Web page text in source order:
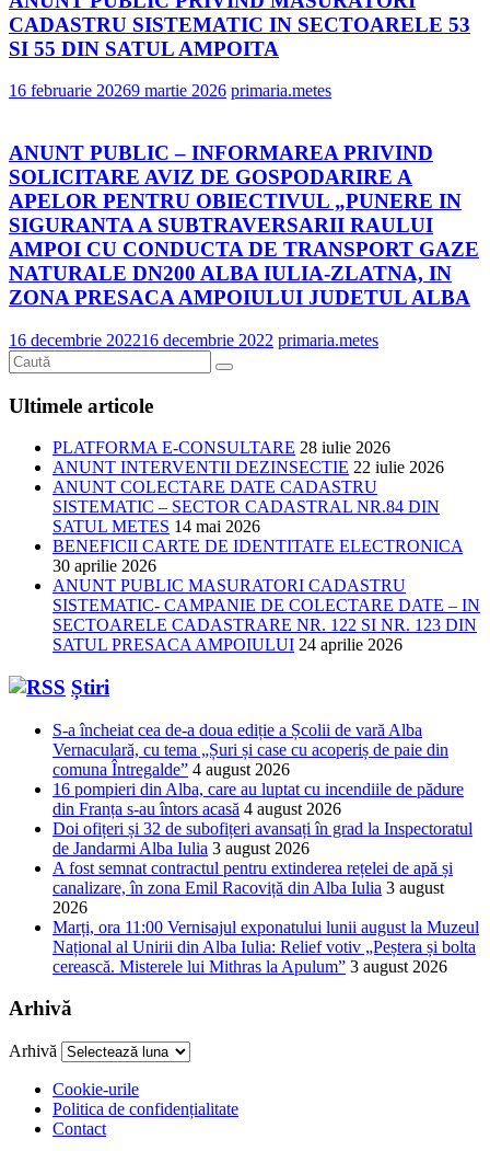
CADASTRU SISTEMATIC IN SECTOARELE 53
SI 55 DIN SATUL AMPOITA
16 februarie 20269 martie 2026 primaria.metes
ANUNT PUBLIC – INFORMAREA PRIVIND
SOLICITARE AVIZ DE GOSPODARIRE A
APELOR PENTRU OBIECTIVUL „PUNERE IN
SIGURANTA A SUBTRAVERSARII RAULUI
AMPOI CU CONDUCTA DE TRANSPORT GAZE
NATURALE DN200 ALBA IULIA-ZLATNA, IN
ZONA PRESACA AMPOIULUI JUDETUL ALBA
16 decembrie 202216 decembrie 2022 primaria.metes
Ultimele articole
PLATFORMA E-CONSULTARE 28 iulie 2026
ANUNT INTERVENTII DEZINSECTIE 22 iulie 2026
ANUNT COLECTARE DATE CADASTRU
SISTEMATIC – SECTOR CADASTRAL NR.84 DIN
SATUL METES 14 mai 2026
BENEFICII CARTE DE IDENTITATE ELECTRONICA
30 aprilie 2026
ANUNT PUBLIC MASURATORI CADASTRU
SISTEMATIC- CAMPANIE DE COLECTARE DATE – IN
SECTOARELE CADASTRARE NR. 122 SI NR. 123 DIN
SATUL PRESACA AMPOIULUI 24 aprilie 2026
Știri
S-a încheiat cea de-a doua ediție a Școlii de vară Alba
Vernaculară, cu tema „Șuri și case cu acoperiș de paie din
comuna Întregalde” 4 august 2026
16 pompieri din Alba, care au luptat cu incendiile de pădure
din Franța s-au întors acasă 4 august 2026
Doi ofițeri și 32 de subofițeri avansați în grad la Inspectoratul
de Jandarmi Alba Iulia 3 august 2026
A fost semnat contractul pentru extinderea rețelei de apă și
canalizare, în zona Emil Racoviță din Alba Iulia 3 august
2026
Marți, ora 11:00 Vernisajul exponatului lunii august la Muzeul
Național al Unirii din Alba Iulia: Relief votiv „Peștera și bolta
cerească. Misterele lui Mithras la Apulum” 3 august 2026
Arhivă
Arhivă
Cookie-urile
Politica de confidențialitate
Contact